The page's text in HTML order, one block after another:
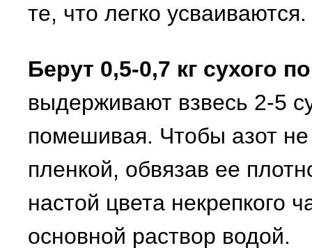
те, что легко усваиваются.
Берут 0,5-0,7 кг сухого
выдерживают взвесь 2-5
помешивая. Чтобы азот
пленкой, обвязав ее
настой цвета некрепкого
основной раствор водой.